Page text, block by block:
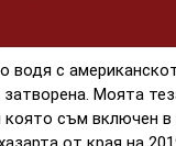
водя с
Моята
която съм включен в